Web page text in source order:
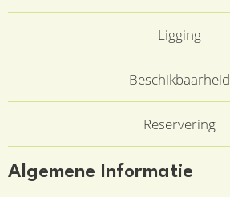
Ligging
Beschikbaarheid
Reservering
Algemene Informatie